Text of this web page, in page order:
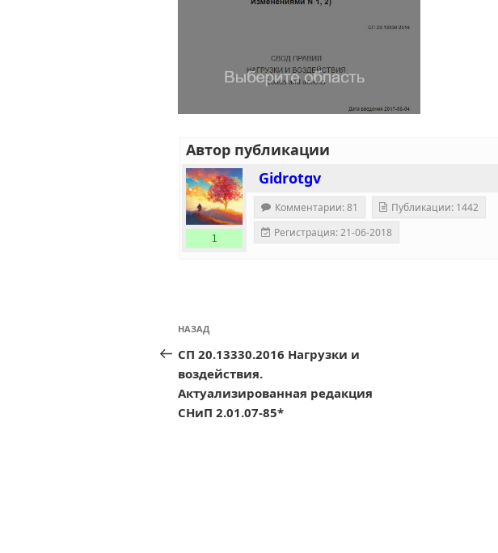
Автор публикации
Gidrotgv
1
Комментарии: 81
Публикации: 1442
Регистрация: 21-06-2018
Навигация
записям
Предыдущая
запись:
НАЗАД
СП 20.13330.2016 Нагрузки и
воздействия.
Актуализированная редакция
СНиП 2.01.07-85*